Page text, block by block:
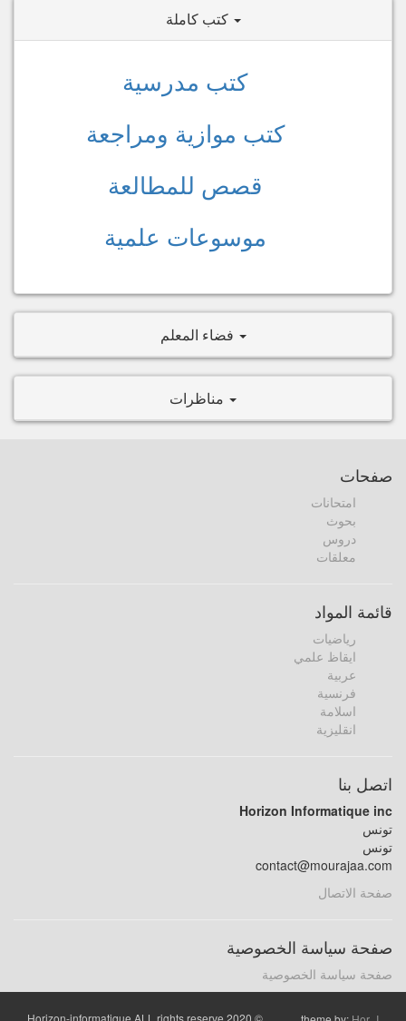
كتب كاملة
كتب مدرسية
كتب موازية ومراجعة
قصص للمطالعة
موسوعات علمية
فضاء المعلم
مناظرات
صفحات
امتحانات
بحوث
دروس
معلقات
قائمة المواد
رياضيات
ايقاظ علمي
عربية
فرنسية
اسلامة
انقليزية
اتصل بنا
Horizon Informatique inc
تونس
تونس
contact@mourajaa.com
صفحة الاتصال
صفحة سياسة الخصوصية
صفحة سياسة الخصوصية
© 2020 Horizon-informatique ALL rights reserve